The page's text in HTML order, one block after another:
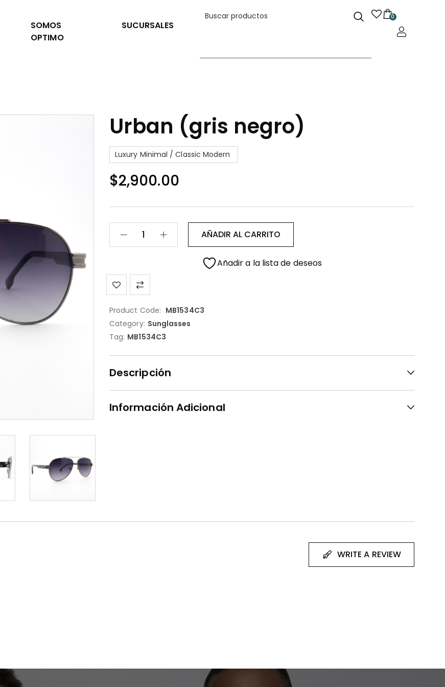
SOMOS
OPTIMO
SUCURSALES
0
Urban (gris negro)
Luxury Minimal / Classic Modern
$2,900.00
AÑADIR AL CARRITO
Añadir a la lista de deseos
Product Code: MB1534C3
Category: Sunglasses
Tag: MB1534C3
Descripción
Información Adicional
WRITE A REVIEW